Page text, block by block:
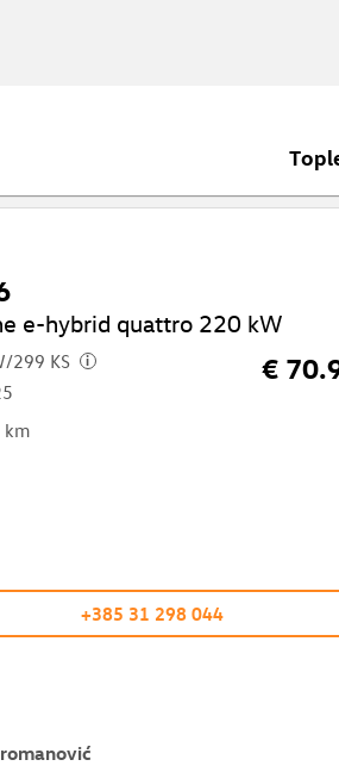
e-hybrid quattro 220 kW
299 KS i
km
€
+385 31 298 044